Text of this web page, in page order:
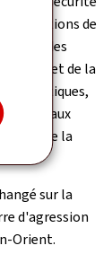
solutions de
des
et de la
critiques,
et aux
de la
sur la
d'agression
Orient.